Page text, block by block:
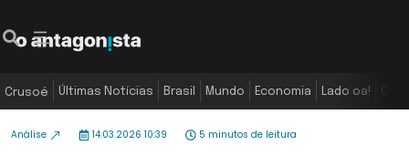
Crusoé Últimas Notícias Brasil Mundo Economia Lado oa!
Análise 14.03.2026 10:39 5 minutos de leitura